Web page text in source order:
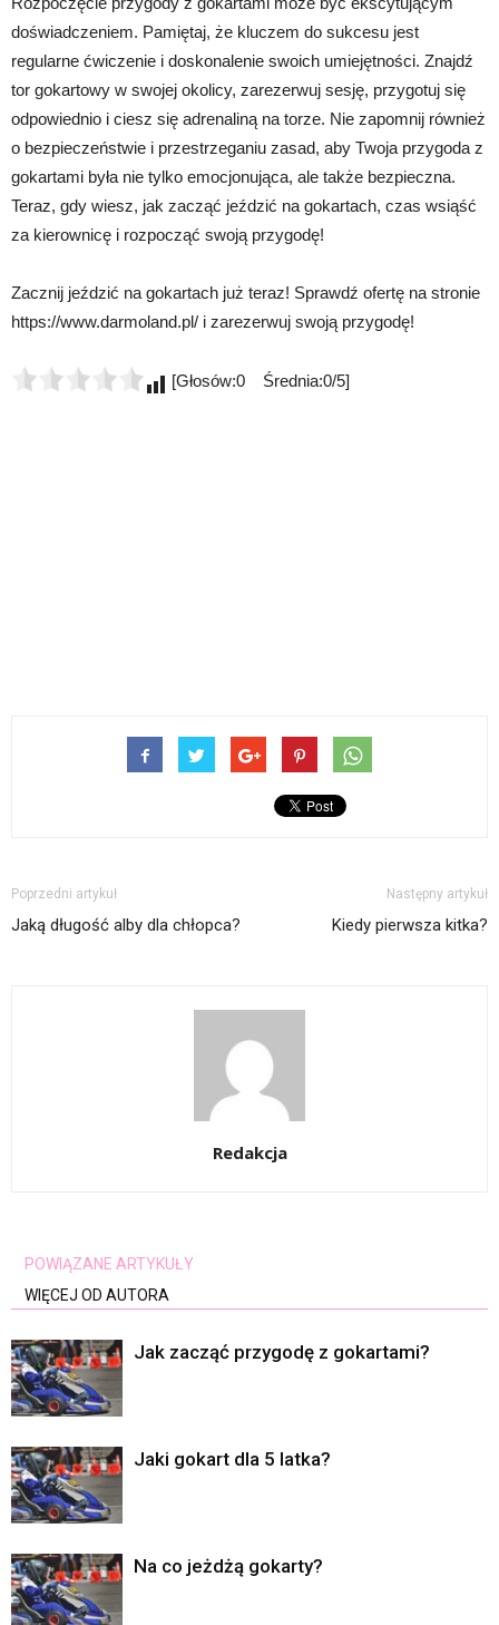
doświadczeniem. Pamiętaj, że kluczem do sukcesu jest
regularne ćwiczenie i doskonalenie swoich umiejętności. Znajdź
tor gokartowy w swojej okolicy, zarezerwuj sesję, przygotuj się
odpowiednio i ciesz się adrenaliną na torze. Nie zapomnij również
o bezpieczeństwie i przestrzeganiu zasad, aby Twoja przygoda z
gokartami była nie tylko emocjonująca, ale także bezpieczna.
Teraz, gdy wiesz, jak zacząć jeździć na gokartach, czas wsiąść
za kierownicę i rozpocząć swoją przygodę!
Zacznij jeździć na gokartach już teraz! Sprawdź ofertę na stronie
https://www.darmoland.pl/ i zarezerwuj swoją przygodę!
[Głosów:0 Średnia:0/5]
Poprzedni artykuł
Jaką długość alby dla chłopca?
Następny artykuł
Kiedy pierwsza kitka?
Redakcja
POWIĄZANE ARTYKUŁY
WIĘCEJ OD AUTORA
Jak zacząć przygodę z gokartami?
Jaki gokart dla 5 latka?
Na co jeżdżą gokarty?